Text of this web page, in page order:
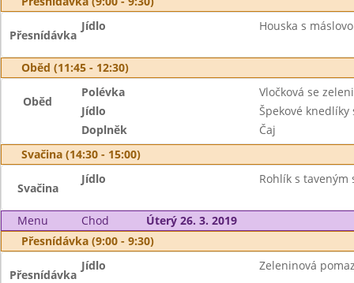
Přesnídávka
Jídlo Houska s
Oběd (11:45 - 12:30)
Oběd
Polévka
Vločková se
Jídlo
Špekové
Doplněk
Čaj
Svačina (14:30 - 15:00)
Svačina
Jídlo Rohlík s taveným
Menu Chod
Úterý 26. 3. 2019
Přesnídávka (9:00 - 9:30)
Přesnídávka
Jídlo Zeleninová